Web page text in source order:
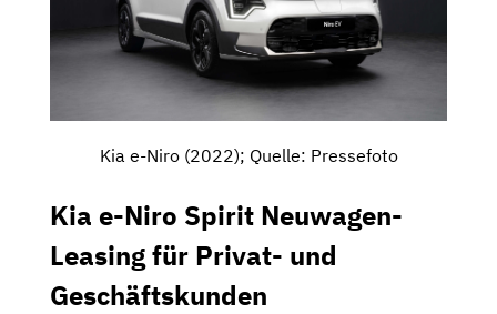
Kia e-Niro (2022); Quelle: Pressefoto
Kia e-Niro Spirit Neuwagen-
Leasing für Privat- und
Geschäftskunden